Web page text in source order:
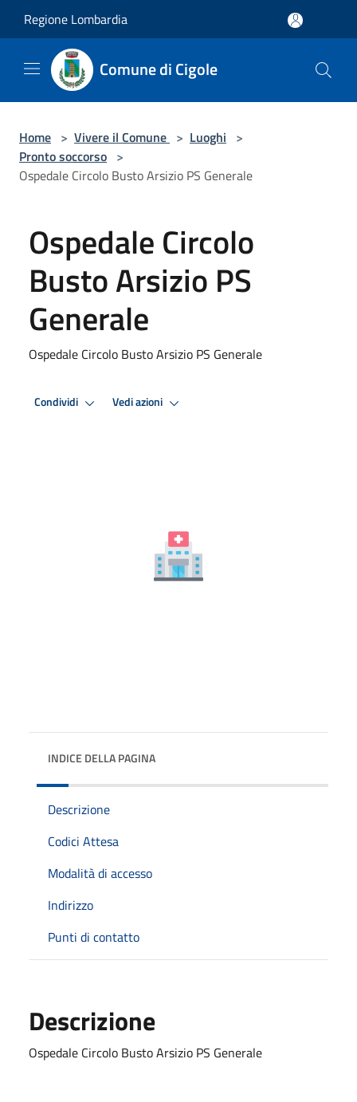
Regione Lombardia
Comune di Cigole
Home > Vivere il Comune > Luoghi >
Pronto soccorso >
Ospedale Circolo Busto Arsizio PS Generale
Ospedale Circolo
Busto Arsizio PS
Generale
Ospedale Circolo Busto Arsizio PS Generale
Condividi Vedi azioni
INDICE DELLA PAGINA
Descrizione
Codici Attesa
Modalità di accesso
Indirizzo
Punti di contatto
Descrizione
Ospedale Circolo Busto Arsizio PS Generale